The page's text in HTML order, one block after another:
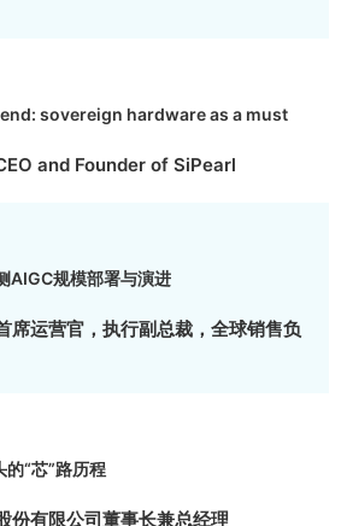
sovereign hardware as a must
and Founder of SiPearl
AIGC规模部署与演进
席运营官，执行副总裁，全球销售负
“芯”路历程
份有限公司董事长兼总经理